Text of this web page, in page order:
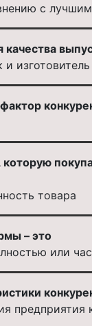
с
и
товара
– это
или